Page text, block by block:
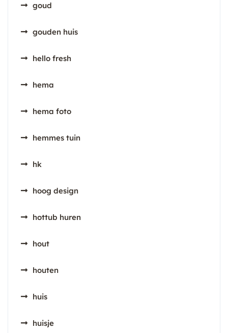
goud
gouden huis
hello fresh
hema
hema foto
hemmes tuin
hk
hoog design
hottub huren
hout
houten
huis
huisje